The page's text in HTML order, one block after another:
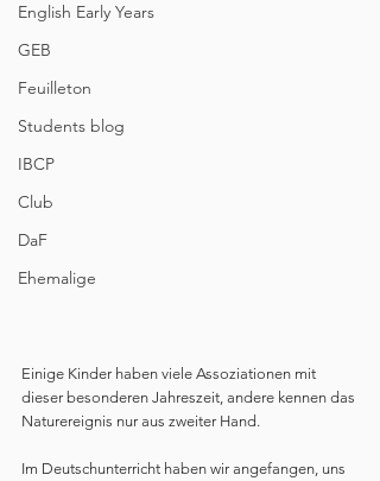
English Early Years
GEB
Feuilleton
Students blog
IBCP
Club
DaF
Ehemalige
Einige Kinder haben viele Assoziationen mit
dieser besonderen Jahreszeit, andere kennen das
Naturereignis nur aus zweiter Hand.
Im Deutschunterricht haben wir angefangen, uns